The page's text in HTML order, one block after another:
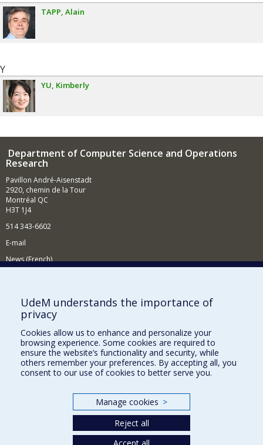
TAPP Alain
Y
YU Kimberly
Department of Computer Science and Operations
Research
Pavillon André-Aisenstadt
2920, chemin de la Tour
Montréal QC
H3T 1J4
514 343-6602
E-mail
News (French)
Supporting the Department
NEED HELP?
Site map
Report a problem
Accessibility
Our Departments and Schools
Programs and Courses in our Faculty
UdeM understands the importance of
privacy
Cookies allow us to enhance and personalize your
browsing experience. Some cookies are required to
ensure the website’s functionality and security, while
others remember your preferences. By accepting all, you
consent to our use of cookies to better serve you.
Manage cookies >
Reject all